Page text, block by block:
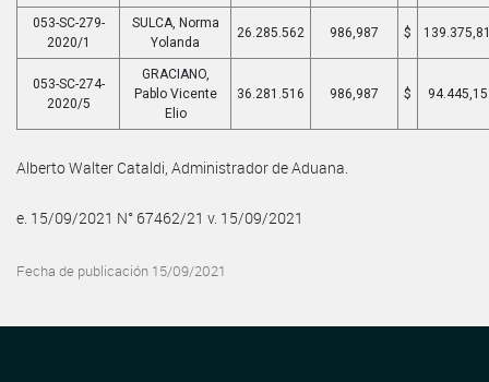
053-SC-279-
2020/1
SULCA, Norma
Yolanda
26.285.562 986,987 $
053-SC-274-
2020/5
GRACIANO,
Pablo Vicente
Elio
36.281.516 986,987 $ 94.445,15
Alberto Walter Cataldi, Administrador de Aduana.
e. 15/09/2021 N° 67462/21 v. 15/09/2021
Fecha de publicación 15/09/2021